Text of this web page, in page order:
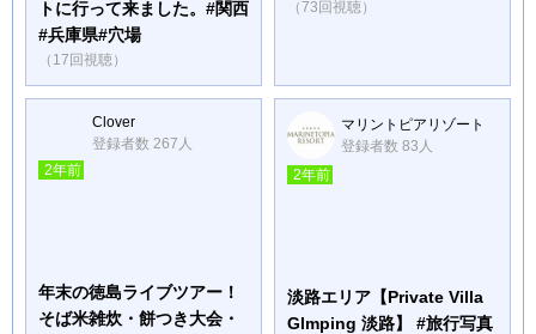
トに行って来ました。#関西
#兵庫県#穴場
（17回視聴）
（73回視聴）
Clover
登録者数 267人
2年前
年末の徳島ライブツアー！
そば米雑炊・餅つき大会・
マリントピアリゾート
登録者数 83人
2年前
淡路エリア【Private Villa
Glmping 淡路】 #旅行写真